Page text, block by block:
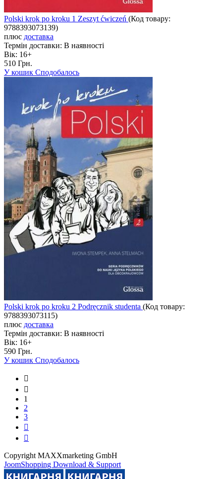
Polski krok po kroku 1 Zeszyt ćwiczeń (Код товару:
9788393073139)
плюс доставка
Термін доставки: В наявності
Вік: 16+
510 Грн.
У кошик Сподобалось
Polski krok po kroku 2 Podręcznik studenta (Код товару:
9788393073115)
плюс доставка
Термін доставки: В наявності
Вік: 16+
590 Грн.
У кошик Сподобалось
1
2
3
Copyright MAXXmarketing GmbH
JoomShopping Download & Support